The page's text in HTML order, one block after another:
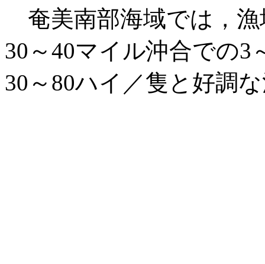
奄美南部海域では，漁
30～40マイル沖合での3
30～80ハイ／隻と好調